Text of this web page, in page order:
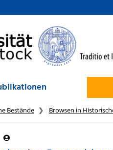
Bestände Browsen in